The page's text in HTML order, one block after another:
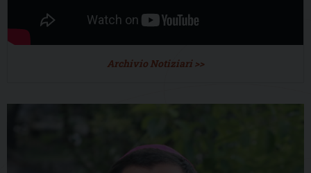
Archivio Notiziari >>